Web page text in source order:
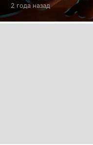
2 года назад2
о